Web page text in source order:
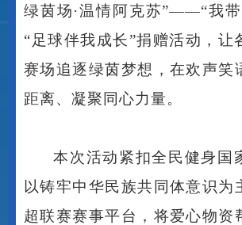
绿茵场·温情阿克苏”——“我
“足球伴我成长”捐赠活动，让
赛场追逐绿茵梦想，在欢声笑
距离、凝聚同心力量。
本次活动紧扣全民健身国
以铸牢中华民族共同体意识为
超联赛赛事平台，将爱心物资